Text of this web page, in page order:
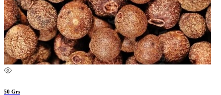
50 Grs